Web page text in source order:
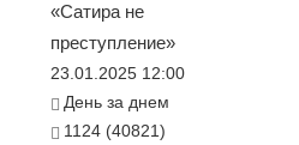
«Сатира не
преступление»
23.01.2025 12:00
День за днем
1124 (40821)